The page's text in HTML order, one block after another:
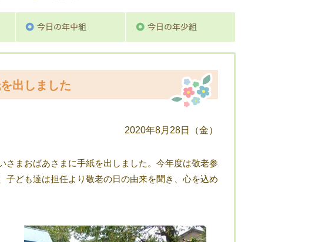
出しました
2020年8月28日（金）
さまおばあさまに手紙を出しました。今年度は敬老参
ども達は担任より敬老の日の由来を聞き、心を込め